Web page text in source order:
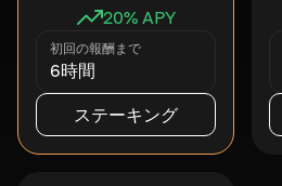
20% APY
初回の報酬まで
6時間
ステーキング